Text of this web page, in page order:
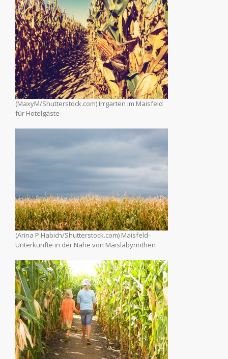
(MaxyM/Shutterstock.com) Irrgarten im Maisfeld
für Hotelgäste
(Arina P Habich/Shutterstock.com) Maisfeld-
Unterkünfte in der Nähe von Maislabyrinthen